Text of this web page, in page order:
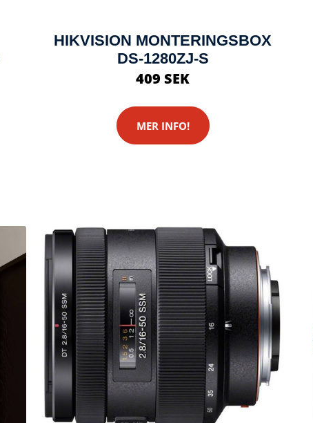
HIKVISION MONTERINGSBOX
DS-1280ZJ-S
409 SEK
MER INFO!